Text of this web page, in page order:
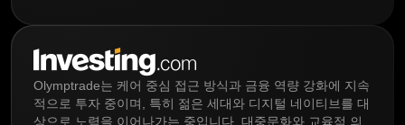
Olymptrade는 케어 중심 접근 방식과 금융 역량 강화에 지속
적으로 투자 중이며, 특히 젊은 세대와 디지털 네이티브를 대
상으로 노력을 이어나가는 중입니다. 대중문화와 교육적 의